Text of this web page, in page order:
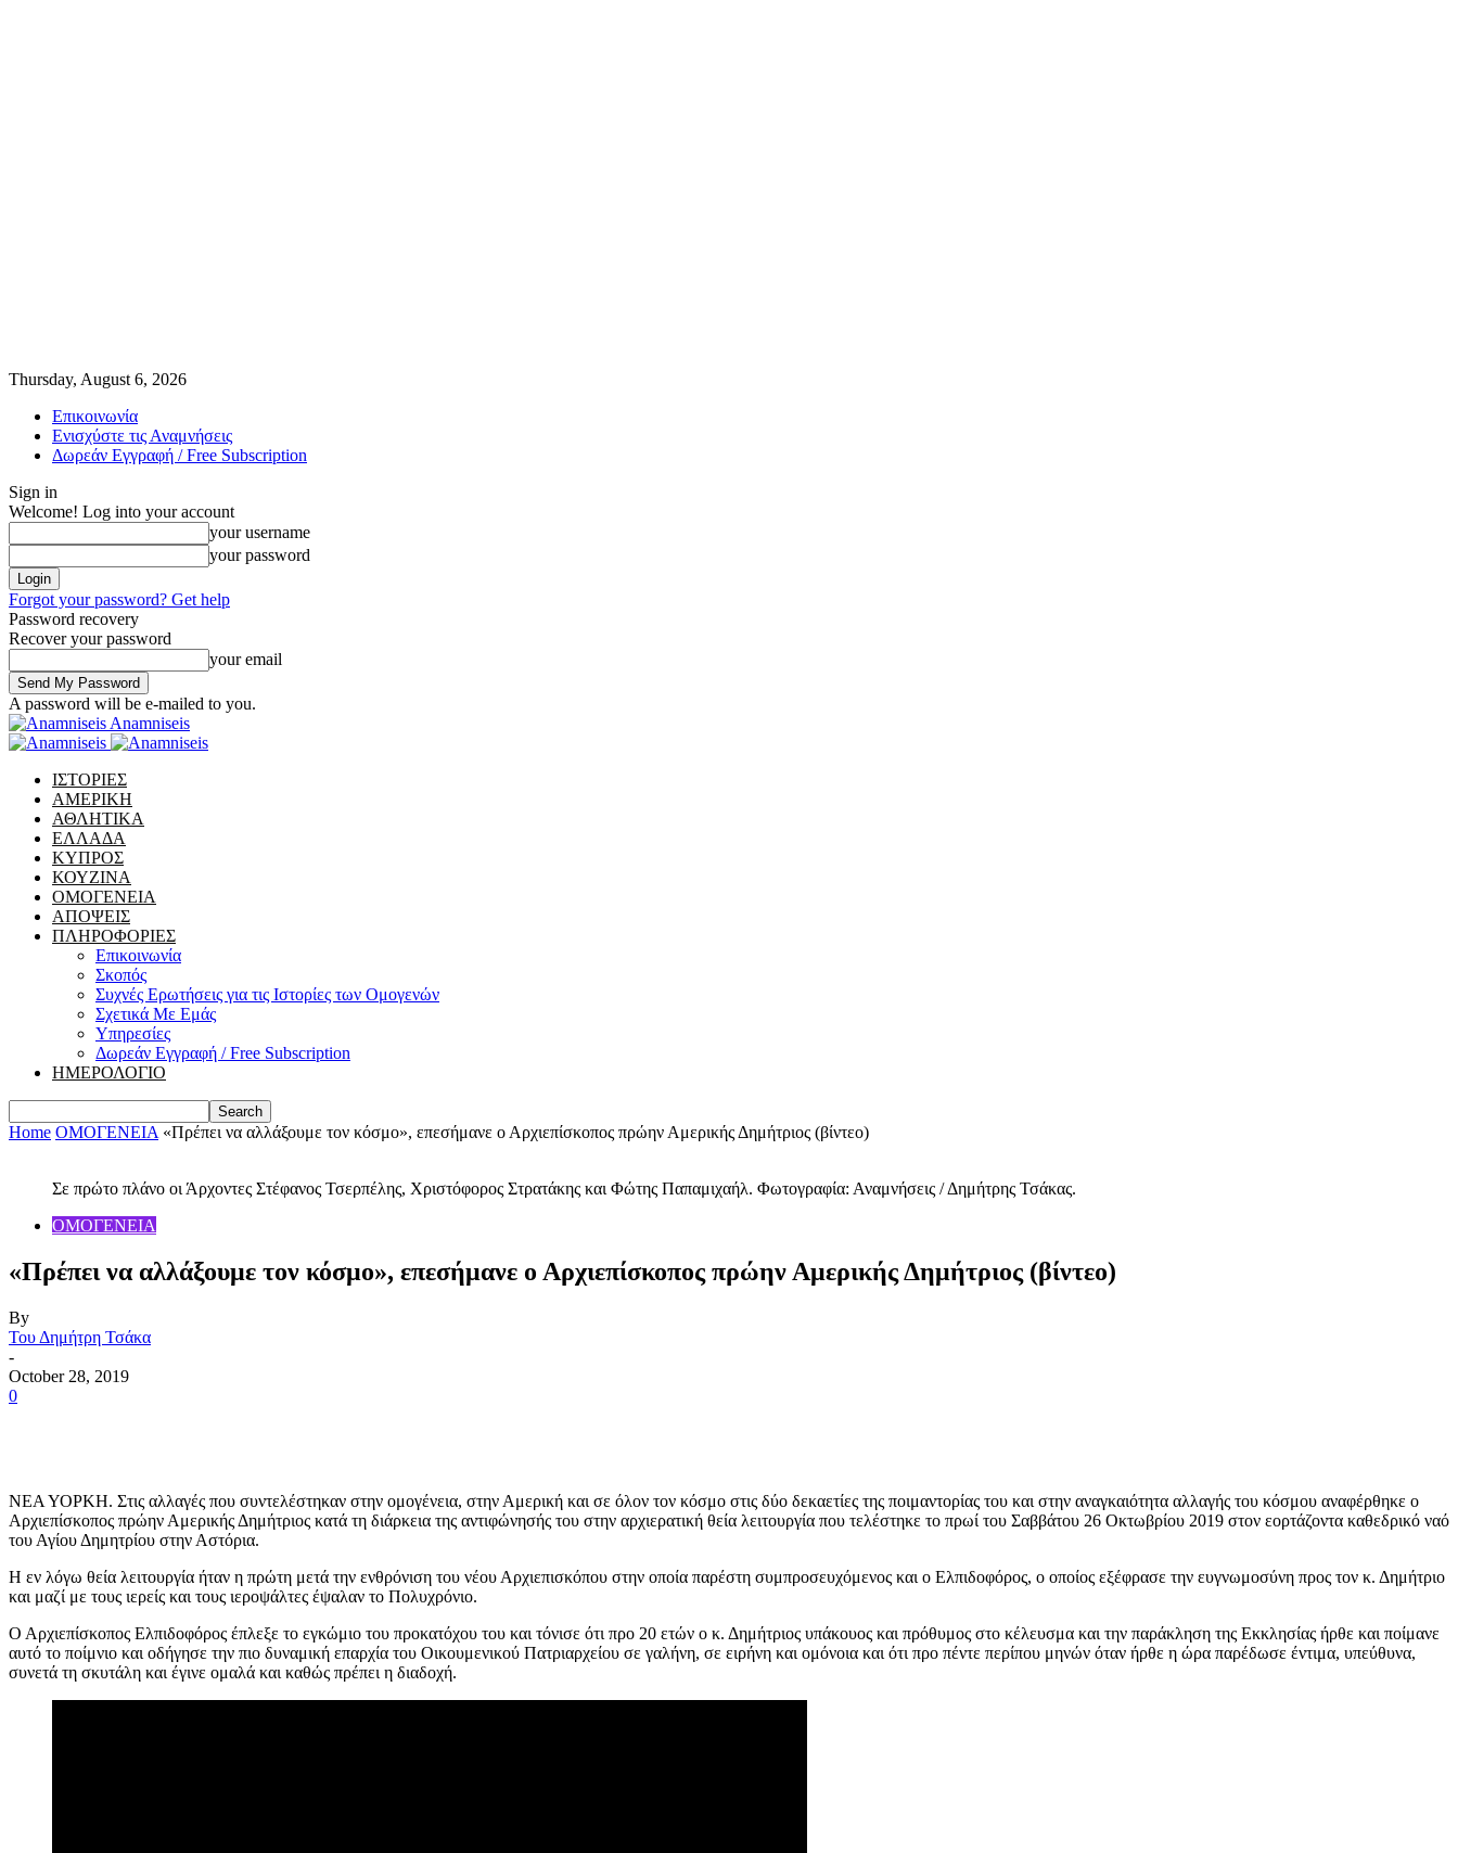
Thursday, August 6, 2026
Επικοινωνία
Ενισχύστε τις Αναμνήσεις
Δωρεάν Εγγραφή / Free Subscription
Sign in
Welcome! Log into your account
your username
your password
Forgot your password? Get help
Password recovery
Recover your password
your email
A password will be e-mailed to you.
Anamniseis
ΙΣΤΟΡΙΕΣ
ΑΜΕΡΙΚΗ
ΑΘΛΗΤΙΚΑ
ΕΛΛΑΔΑ
ΚΥΠΡΟΣ
ΚΟΥΖΙΝΑ
ΟΜΟΓΕΝΕΙΑ
ΑΠΟΨΕΙΣ
ΠΛΗΡΟΦΟΡΙΕΣ
Επικοινωνία
Σκοπός
Συχνές Ερωτήσεις για τις Ιστορίες των Ομογενών
Σχετικά Με Εμάς
Υπηρεσίες
Δωρεάν Εγγραφή / Free Subscription
ΗΜΕΡΟΛΟΓΙΟ
Home ΟΜΟΓΕΝΕΙΑ «Πρέπει να αλλάξουμε τον κόσμο», επεσήμανε ο Αρχιεπίσκοπος πρώην Αμερικής Δημήτριος (βίντεο)
Σε πρώτο πλάνο οι Άρχοντες Στέφανος Τσερπέλης, Χριστόφορος Στρατάκης και Φώτης Παπαμιχαήλ. Φωτογραφία: Αναμνήσεις / Δημήτρης Τσάκας.
ΟΜΟΓΕΝΕΙΑ
«Πρέπει να αλλάξουμε τον κόσμο», επεσήμανε ο Αρχιεπίσκοπος πρώην Αμερικής Δημήτριος (βίντεο)
By
Του Δημήτρη Τσάκα
-
October 28, 2019
0
ΝΕΑ ΥΟΡΚΗ. Στις αλλαγές που συντελέστηκαν στην ομογένεια, στην Αμερική και σε όλον τον κόσμο στις δύο δεκαετίες της ποιμαντορίας του και στην αναγκαιότητα αλλαγής του κόσμου αναφέρθηκε ο
Αρχιεπίσκοπος πρώην Αμερικής Δημήτριος κατά τη διάρκεια της αντιφώνησής του στην αρχιερατική θεία λειτουργία που τελέστηκε το πρωί του Σαββάτου 26 Οκτωβρίου 2019 στον εορτάζοντα καθεδρικό ναό
του Αγίου Δημητρίου στην Αστόρια.
Η εν λόγω θεία λειτουργία ήταν η πρώτη μετά την ενθρόνιση του νέου Αρχιεπισκόπου στην οποία παρέστη συμπροσευχόμενος και ο Ελπιδοφόρος, ο οποίος εξέφρασε την ευγνωμοσύνη προς τον κ. Δημήτριο
και μαζί με τους ιερείς και τους ιεροψάλτες έψαλαν το Πολυχρόνιο.
Ο Αρχιεπίσκοπος Ελπιδοφόρος έπλεξε το εγκώμιο του προκατόχου του και τόνισε ότι προ 20 ετών ο κ. Δημήτριος υπάκουος και πρόθυμος στο κέλευσμα και την παράκληση της Εκκλησίας ήρθε και ποίμανε
αυτό το ποίμνιο και οδήγησε την πιο δυναμική επαρχία του Οικουμενικού Πατριαρχείου σε γαλήνη, σε ειρήνη και ομόνοια και ότι προ πέντε περίπου μηνών όταν ήρθε η ώρα παρέδωσε έντιμα, υπεύθυνα,
συνετά τη σκυτάλη και έγινε ομαλά και καθώς πρέπει η διαδοχή.